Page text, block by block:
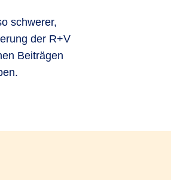
schwerer,
der R+V
Beiträgen